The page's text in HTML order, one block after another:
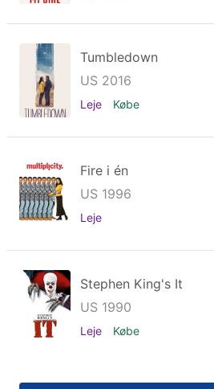
Tumbledown
US 2016
Leje Købe
Fire i én
US 1996
Leje
Stephen King's It
US 1990
Leje Købe